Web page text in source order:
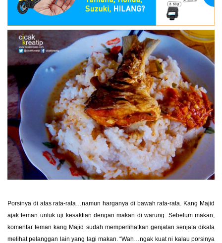
Porsinya di atas rata-rata…namun harganya di bawah rata-rata. Kang Majid
ajak teman untuk uji kesaktian dengan makan di warung. Sebelum makan,
komentar teman kang Majid sudah memperlihatkan genjatan senjata dikala
melihat pelanggan lain yang lagi makan. “Wah…ngak kuat ni kalau porsinya